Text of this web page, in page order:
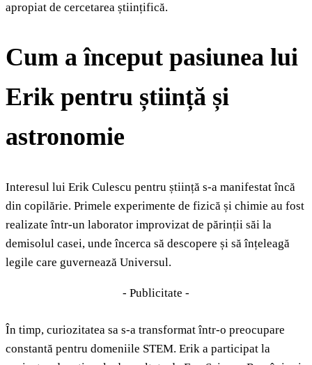
apropiat de cercetarea științifică.
Cum a început pasiunea lui
Erik pentru știință și
astronomie
Interesul lui Erik Culescu pentru știință s-a manifestat încă
din copilărie. Primele experimente de fizică și chimie au fost
realizate într-un laborator improvizat de părinții săi la
demisolul casei, unde încerca să descopere și să înțeleagă
legile care guvernează Universul.
- Publicitate -
În timp, curiozitatea sa s-a transformat într-o preocupare
constantă pentru domeniile STEM. Erik a participat la